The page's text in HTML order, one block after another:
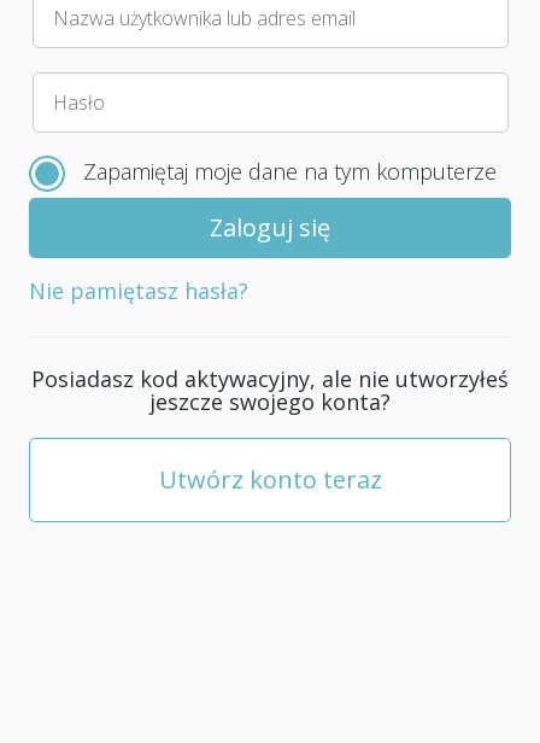
Nazwa użytkownika lub adres email
Wybierz
nowe
do
swojego
musi
mieć
Hasło
Zapamiętaj moje dane na tym komputerze
Nie pamiętasz hasła?
Posiadasz kod aktywacyjny, ale nie utworzyłeś
jeszcze swojego konta?
Utwórz konto teraz